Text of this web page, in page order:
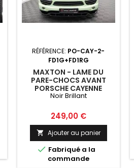
RÉFÉRENCE: PO-CAY-2-
FD1G+FD1RG
MAXTON - LAME DU
PARE-CHOCS AVANT
PORSCHE CAYENNE
TURBO / STANDARD MK2
Noir Brillant
Prix
249,00 €
 Ajouter au panier
 Fabriqué a la
commande